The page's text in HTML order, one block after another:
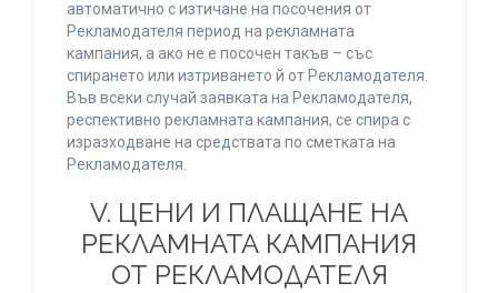
автоматично с изтичане на посочения от
Рекламодателя период на рекламната
кампания, а ако не е посочен такъв – със
спирането или изтриването й от Рекламодателя.
Във всеки случай заявката на Рекламодателя,
респективно рекламната кампания, се спира с
изразходване на средствата по сметката на
Рекламодателя.
V. ЦЕНИ И ПЛАЩАНЕ НА
РЕКЛАМНАТА КАМПАНИЯ
ОТ РЕКЛАМОДАТЕЛЯ